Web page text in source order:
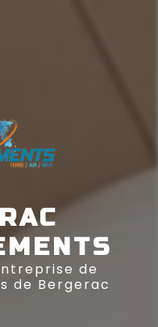
de
de Bergerac